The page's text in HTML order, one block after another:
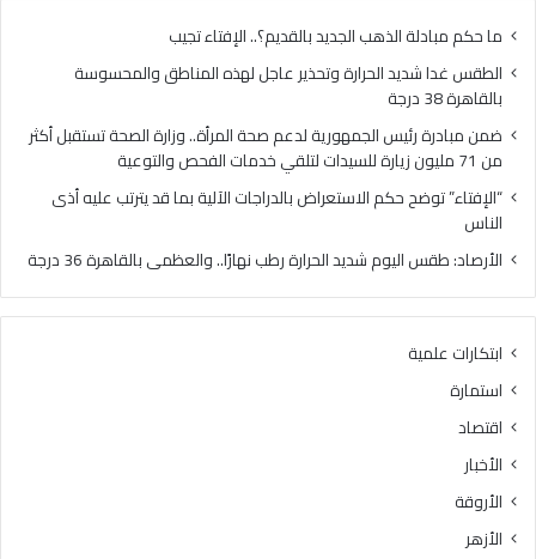
ما حكم مبادلة الذهب الجديد بالقديم؟.. الإفتاء تجيب
الطقس غدا شديد الحرارة وتحذير عاجل لهذه المناطق والمحسوسة
بالقاهرة 38 درجة
ضمن مبادرة رئيس الجمهورية لدعم صحة المرأة.. وزارة الصحة تستقبل أكثر
من 71 مليون زيارة للسيدات لتلقي خدمات الفحص والتوعية
“الإفتاء” توضح حكم الاستعراض بالدراجات الآلية بما قد يترتب عليه أذى
الناس
الأرصاد: طقس اليوم شديد الحرارة رطب نهارًا.. والعظمى بالقاهرة 36 درجة
ابتكارات علمية
استمارة
اقتصاد
الأخبار
الأروقة
الأزهر